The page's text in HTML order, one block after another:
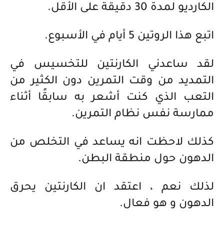
الكارديو لمدة 30 دقيقة على الأقل.
اتبع هذا الروتين 5 أيام في الأسبوع.
لقد ساعدني الكارنتين للتخسيس في
التمديد من وقت التمرين دون الكثير من
التعب الذي كنت أشعر به سابقًا أثناء
ممارسة نفس نظام التمرين.
كذلك لاحظت انه يساعد في التخلص من
الدهون حول منطقة البطن.
لذلك نعم ، اعتقد ان الكارنتين يحرق
الدهون و هو فعال.